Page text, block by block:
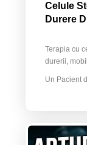
Celule
Durere
Terapia cu
durerii,
Un Pacient